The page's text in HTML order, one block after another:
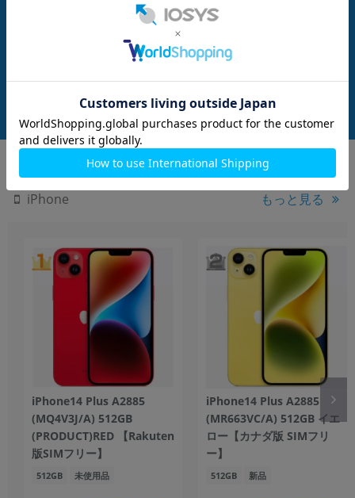
119,800 円
iPhone16 A3286 (MYDQ3J/A) 128GB
ブラック 【SoftBank版SIMフリー】
メーカー：Apple
発売日：2024/09
114,800 円 (税込)
iPhone もっと見る
iPhone14 Plus A2885
(MQ4V3J/A) 512GB
(PRODUCT)RED 【Rakuten
版SIMフリー】
512GB 未使用品
iPhone14 Plus A2885
(MR663VC/A) 512GB イエ
ロー【カナダ版 SIMフリ
ー】
512GB 新品